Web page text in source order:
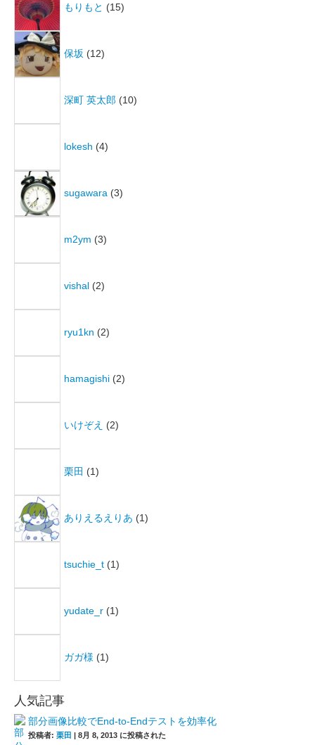
もりもと (15)
保坂 (12)
深町 英太郎 (10)
lokesh (4)
sugawara (3)
m2ym (3)
vishal (2)
ryu1kn (2)
hamagishi (2)
いけぞえ (2)
栗田 (1)
ありえるえりあ (1)
tsuchie_t (1)
yudate_r (1)
ガガ様 (1)
人気記事
部分画像比較でEnd-to-Endテストを効率化
投稿者: 栗田 | 8月 8, 2013 に投稿された